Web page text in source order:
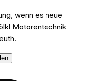
wenn es neue
Motorentechnik